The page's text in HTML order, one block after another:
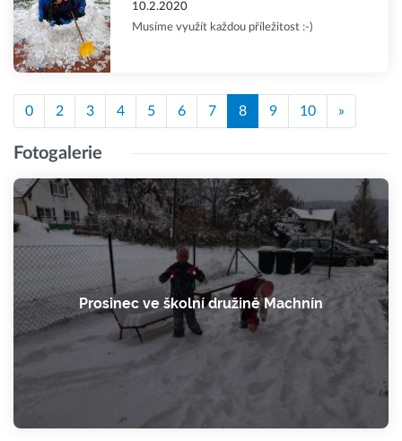
10.2.2020
Musíme využít každou příležitost :-)
0 2 3 4 5 6 7 8 9 10 »
Fotogalerie
Prosinec ve školní družině Machnín